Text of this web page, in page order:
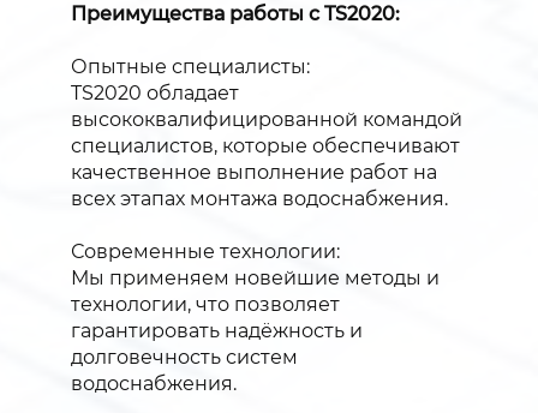
Преимущества работы с TS2020:
Опытные специалисты:
TS2020 обладает
высококвалифицированной командой
специалистов, которые обеспечивают
качественное выполнение работ на
всех этапах монтажа водоснабжения.
Современные технологии:
Мы применяем новейшие методы и
технологии, что позволяет
гарантировать надёжность и
долговечность систем
водоснабжения.